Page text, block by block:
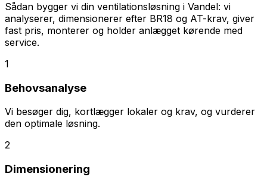
Sådan bygger vi din ventilationsløsning i Vandel: vi
analyserer, dimensionerer efter BR18 og AT-krav, giver
fast pris, monterer og holder anlægget kørende med
service.
1
Behovsanalyse
Vi besøger dig, kortlægger lokaler og krav, og vurderer
den optimale løsning.
2
Dimensionering